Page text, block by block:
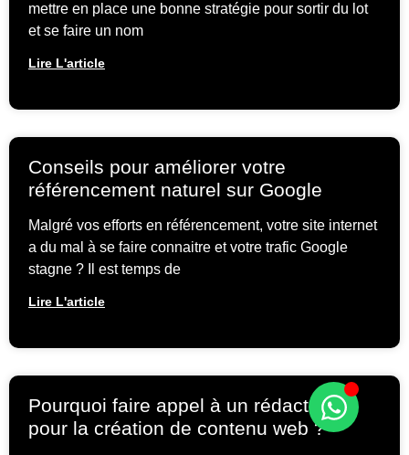
mettre en place une bonne stratégie pour sortir du lot
et se faire un nom
Lire L'article
Conseils pour améliorer votre
référencement naturel sur Google
Malgré vos efforts en référencement, votre site internet
a du mal à se faire connaitre et votre trafic Google
stagne ? Il est temps de
Lire L'article
Pourquoi faire appel à un rédacteur
pour la création de contenu web ?